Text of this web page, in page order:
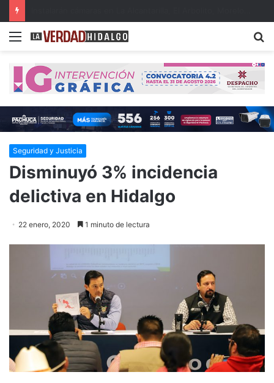
Menu
Seguridad y Justicia
Disminuyó 3% incidencia
delictiva en Hidalgo
22 enero, 2020 1 minuto de lectura